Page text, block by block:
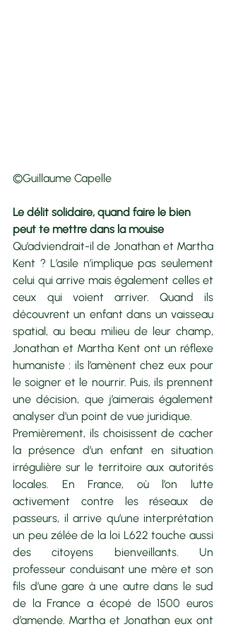
©Guillaume Capelle
Le délit solidaire, quand faire le bien
peut te mettre dans la mouise
Qu’adviendrait-il de Jonathan et Martha
Kent ? L’asile n’implique pas seulement
celui qui arrive mais également celles et
ceux qui voient arriver. Quand ils
découvrent un enfant dans un vaisseau
spatial, au beau milieu de leur champ,
Jonathan et Martha Kent ont un réflexe
humaniste : ils l’amènent chez eux pour
le soigner et le nourrir. Puis, ils prennent
une décision, que j’aimerais également
analyser d’un point de vue juridique.
Premièrement, ils choisissent de cacher
la présence d’un enfant en situation
irrégulière sur le territoire aux autorités
locales. En France, où l’on lutte
activement contre les réseaux de
passeurs, il arrive qu’une interprétation
un peu zélée de la loi L622 touche aussi
des citoyens bienveillants. Un
professeur conduisant une mère et son
fils d’une gare à une autre dans le sud
de la France a écopé de 1500 euros
d’amende. Martha et Jonathan eux ont